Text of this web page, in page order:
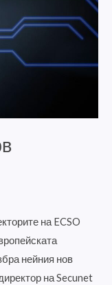
на ECSO
нейния нов
на Secunet